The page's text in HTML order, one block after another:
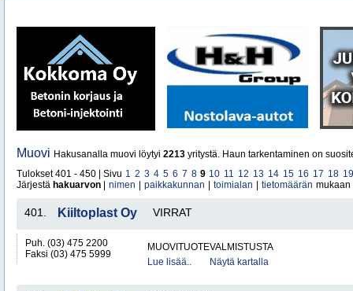
Muovi Hakusanalla muovi löytyi 2213 yritystä. Haun tarkentaminen on
Tulokset 401 - 450 | Sivu 1 2 3 4 5 6 7 8 9 10 11 12 13 14 15 16 17 18 19
Järjestä hakuarvon nimen paikkakunnan toimialan tietomäärän mukaan
401. Kiiltoplast Oy VIRRAT
Puh. (03) 475 2200
Faksi (03) 475 5999
MUOVITUOTEVALMISTUSTA
Lue lisää..
Näytä kartalla